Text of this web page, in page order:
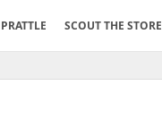
PRATTLE SCOUT THE STORE